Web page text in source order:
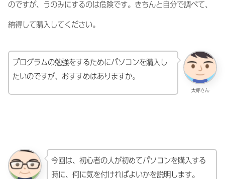
のですが、うのみにするのは危険です。きちんと自分で調べて、
納得して購入してください。
太郎さん
プログラムの勉強をするためにパソコンを購入し
たいのですが、おすすめはありますか。
今回は、初心者の人が初めてパソコンを購入する
時に、何に気を付ければよいかを説明します。